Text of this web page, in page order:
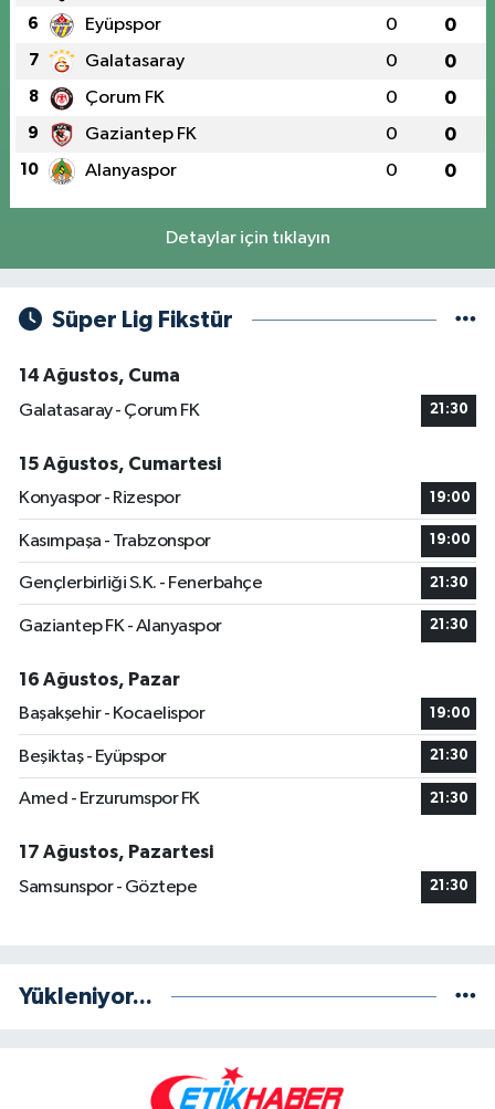
6 Eyüpspor 0 0
7 Galatasaray 0 0
8 Çorum FK 0 0
9 Gaziantep FK 0 0
10 Alanyaspor 0 0
Detaylar için tıklayın
Süper Lig Fikstür
14 Ağustos, Cuma
Galatasaray - Çorum FK
21:30
15 Ağustos, Cumartesi
Konyaspor - Rizespor
19:00
Kasımpaşa - Trabzonspor 19:00
Gençlerbirliği S.K. - Fenerbahçe 21:30
Gaziantep FK - Alanyaspor 21:30
16 Ağustos, Pazar
Başakşehir - Kocaelispor
19:00
Beşiktaş - Eyüpspor 21:30
Amed - Erzurumspor FK 21:30
17 Ağustos, Pazartesi
Samsunspor - Göztepe
21:30
Yükleniyor...